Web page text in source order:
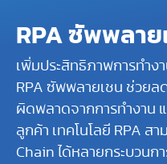
RPA ซัพพลาย
เพิ่มประสิทธิภาพการทำง
RPA ซัพพลายเชน ช่วยล
ผิดพลาดจากการทำงาน
ลูกค้า เทคโนโลยี RPA ส
Chain ได้หลายกระบวนก